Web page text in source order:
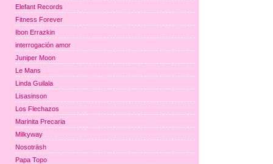
Elefant Records
Fitness Forever
Ibon Errazkin
interrogación amor
Juniper Moon
Le Mans
Linda Guilala
Lisasinson
Los Flechazos
Marinita Precaria
Milkyway
Nosoträsh
Papa Topo